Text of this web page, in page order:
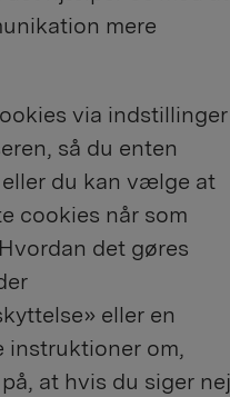
mere
via
så du enten
du kan vælge at
cookies når som
det gøres
eller en
instruktioner om,
at hvis du siger nej